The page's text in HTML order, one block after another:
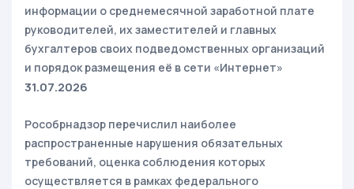
информации о среднемесячной заработной плате
руководителей, их заместителей и главных
бухгалтеров своих подведомственных организаций
и порядок размещения её в сети «Интернет»
31.07.2026
Рособрнадзор перечислил наиболее
распространенные нарушения обязательных
требований, оценка соблюдения которых
осуществляется в рамках федерального